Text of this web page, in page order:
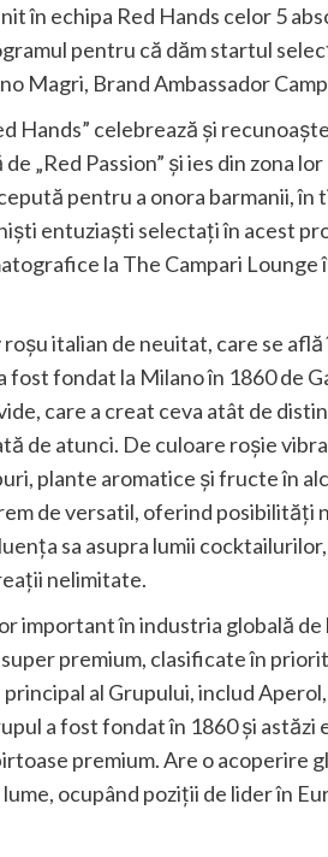
în echipa Red Hands celor 5
pentru că dăm startul
Magri, Brand Ambassador
Hands” celebrează și
„Red Passion” și ies din zona
pentru a onora barmanii, în
entuziaști selectați în acest
la The Campari Lounge
italian de neuitat, care se
fost fondat la Milano în 1860 de
care a creat ceva atât de
de atunci. De culoare roșie
plante aromatice și fructe în
de versatil, oferind posibilități
sa asupra lumii
nelimitate.
important în industria globală
premium, clasificate în
al Grupului, includ
a fost fondat în 1860 și astăzi
premium. Are o acoperire
ocupând poziții de lider în